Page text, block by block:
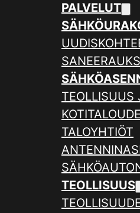
PALVELUT
TEOLLISUUS
TALOYHTIÖT
TEOLLISUUS